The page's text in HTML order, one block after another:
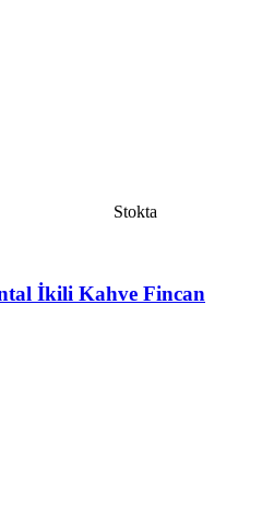
Stokta
İkili Kahve Fincan